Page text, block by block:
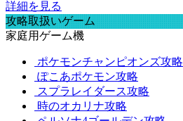
詳細を見る
攻略取扱いゲーム
家庭用ゲーム機
ポケモンチャンピオンズ攻略
ぽこあポケモン攻略
スプラレイダース攻略
時のオカリナ攻略